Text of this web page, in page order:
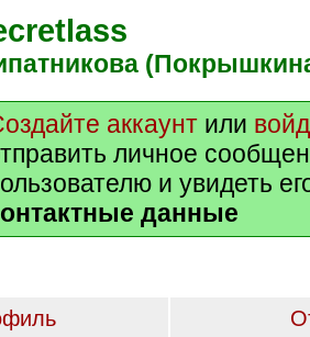
аккаунт или
личное
и увидеть
данные